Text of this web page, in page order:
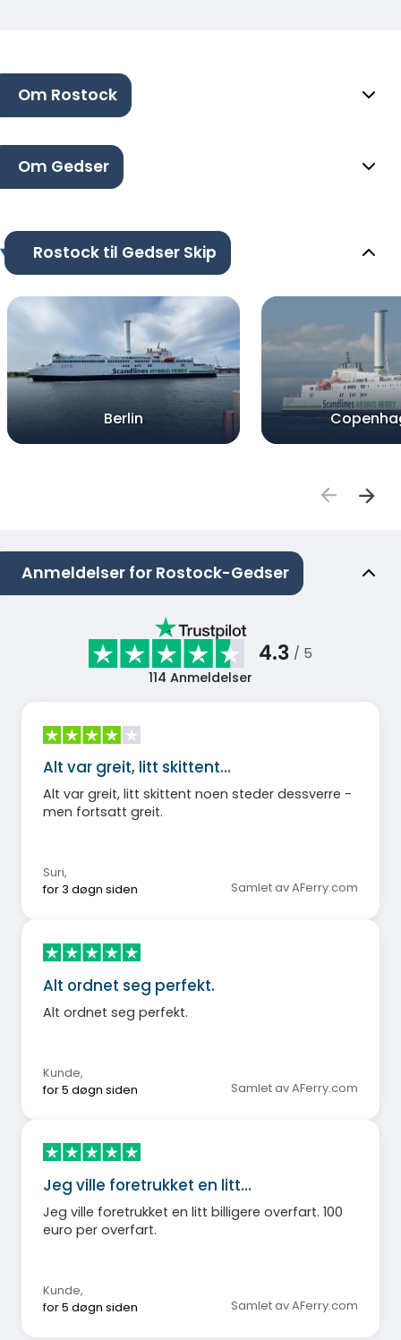
Om Rostock
Om Gedser
Rostock til Gedser Skip
Berlin
Anmeldelser for Rostock-Gedser
4.3 / 5
114 Anmeldelser
Alt var greit, litt skittent…
Alt var greit, litt skittent noen steder dessverre -
men fortsatt greit.
Suri,
for 3 døgn siden
Samlet av AFerry.com
Alt ordnet seg perfekt.
Alt ordnet seg perfekt.
Kunde,
for 5 døgn siden
Samlet av AFerry.com
Jeg ville foretrukket en litt…
Jeg ville foretrukket en litt billigere overfart. 100
euro per overfart.
Kunde,
for 5 døgn siden
Samlet av AFerry.com